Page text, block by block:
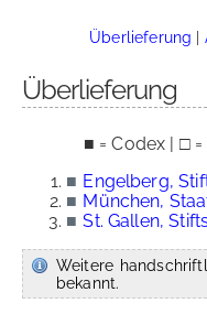
Überlieferung |
Überlieferung
■ = Codex | □
■ Engelberg,
■ München,
■ St. Gallen,
Weitere
bekannt.